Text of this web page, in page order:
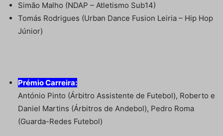
Simão Malho (NDAP – Atletismo Sub14)
Tomás Rodrigues (Urban Dance Fusion Leiria – Hip Hop
Júnior)
Prémio Carreira:
António Pinto (Árbitro Assistente de Futebol), Roberto e
Daniel Martins (Árbitros de Andebol), Pedro Roma
(Guarda-Redes Futebol)